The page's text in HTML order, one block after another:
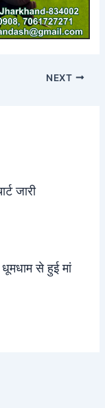
NEXT
जारी
से हुई मां